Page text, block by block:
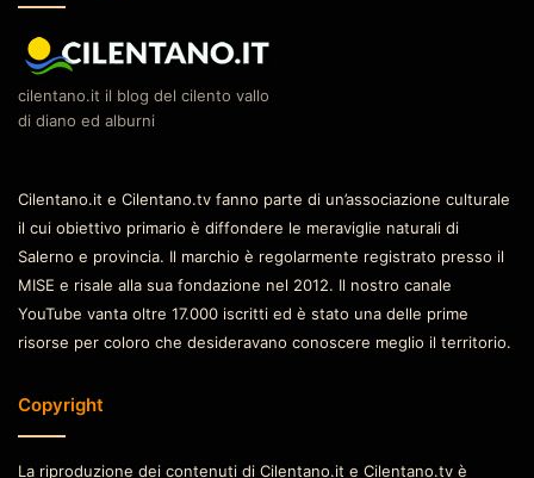
cilentano.it il blog del cilento vallo
di diano ed alburni
Cilentano.it e Cilentano.tv fanno parte di un’associazione culturale
il cui obiettivo primario è diffondere le meraviglie naturali di
Salerno e provincia. Il marchio è regolarmente registrato presso il
MISE e risale alla sua fondazione nel 2012. Il nostro canale
YouTube vanta oltre 17.000 iscritti ed è stato una delle prime
risorse per coloro che desideravano conoscere meglio il territorio.
Copyright
La riproduzione dei contenuti di Cilentano.it e Cilentano.tv è